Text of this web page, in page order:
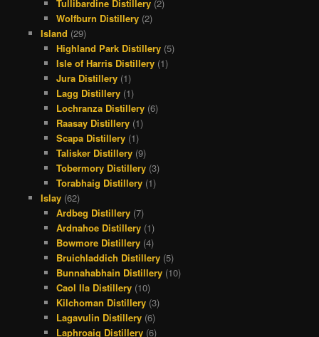
Tullibardine Distillery (2)
Wolfburn Distillery (2)
Island (29)
Highland Park Distillery (5)
Isle of Harris Distillery (1)
Jura Distillery (1)
Lagg Distillery (1)
Lochranza Distillery (6)
Raasay Distillery (1)
Scapa Distillery (1)
Talisker Distillery (9)
Tobermory Distillery (3)
Torabhaig Distillery (1)
Islay(62)
Ardbeg Distillery (7)
Ardnahoe Distillery (1)
Bowmore Distillery (4)
Bruichladdich Distillery (5)
Bunnahabhain Distillery (10)
Caol Ila Distillery (10)
Kilchoman Distillery (3)
Lagavulin Distillery (6)
Laphroaig Distillery (6)